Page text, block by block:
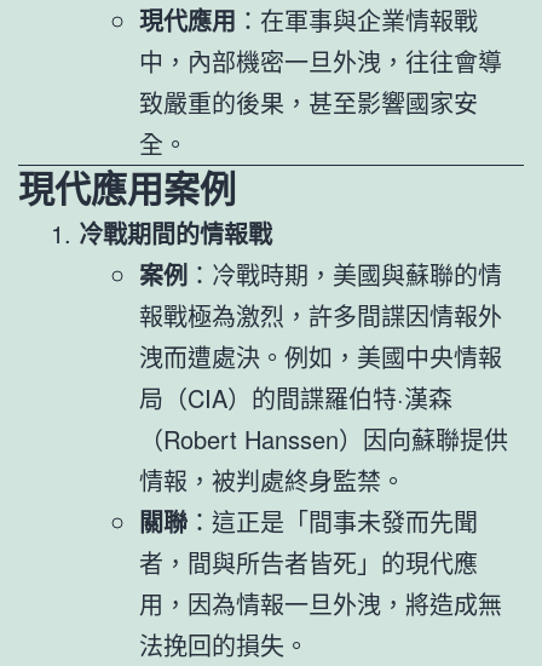
現代應用 ：在軍事與企業情報戰
中，內部機密一旦外洩，往往會導
致嚴重的後果，甚至影響國家安
全。
現代應用案例
冷戰期間的情報戰
案例 ：冷戰時期，美國與蘇聯的情
報戰極為激烈，許多間諜因情報外
洩而遭處決。例如，美國中央情報
局（CIA）的間諜羅伯特·漢森
（Robert Hanssen）因向蘇聯提供
情報，被判處終身監禁。
關聯 ：這正是「間事未發而先聞
者，間與所告者皆死」的現代應
用，因為情報一旦外洩，將造成無
法挽回的損失。